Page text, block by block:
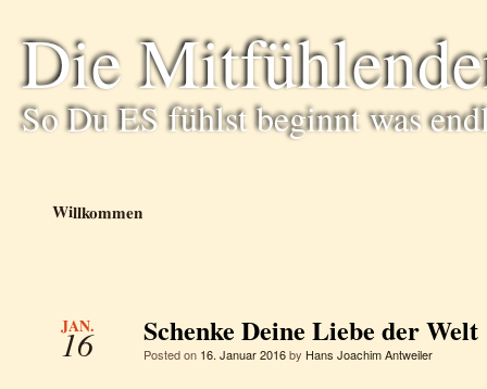
Die
So Du ES fühlst beginnt was
Willkommen
JAN.
16 Schenke Deine Liebe der Welt
Posted on 16. Januar 2016by Hans Joachim Antweiler